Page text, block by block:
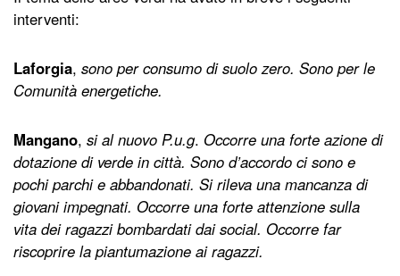
interventi:
Laforgia, sono per consumo di suolo zero. Sono per le
Comunità energetiche.
Mangano, si al nuovo P.u.g. Occorre una forte azione di
dotazione di verde in città. Sono d’accordo ci sono e
pochi parchi e abbandonati. Si rileva una mancanza di
giovani impegnati. Occorre una forte attenzione sulla
vita dei ragazzi bombardati dai social. Occorre far
riscoprire la piantumazione ai ragazzi.